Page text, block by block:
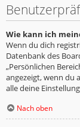
Wie kann ich
Wenn du dich
Datenbank des
„Persönlichen
angezeigt, wenn du
alle deine
Nach oben